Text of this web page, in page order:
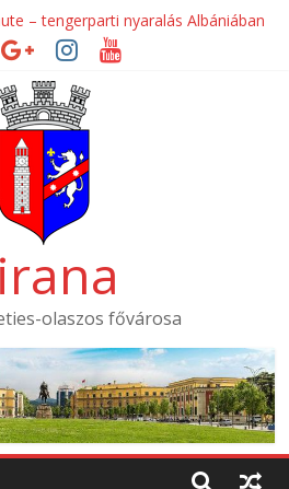
– tengerparti nyaralás Albániában
Hotel ****
Hotel *****
Hotel ****
Hotel ****
olaszos fővárosa